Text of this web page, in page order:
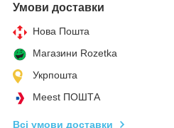
Умови доставки
Нова Пошта
Магазини Rozetka
Укрпошта
Meest ПОШТА
Всі умови доставки